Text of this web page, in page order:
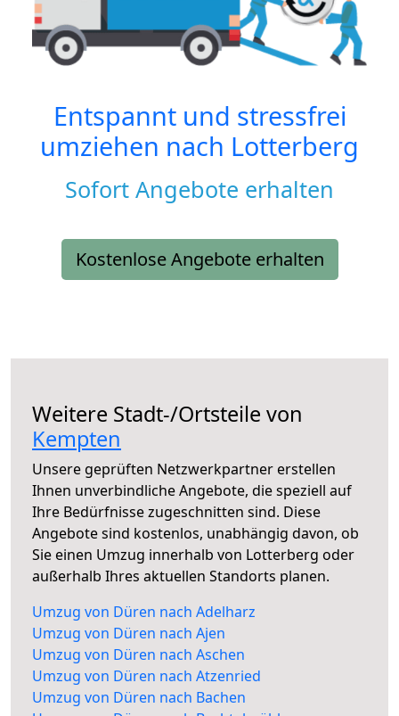
Entspannt und stressfrei
umziehen nach Lotterberg
Sofort Angebote erhalten
Kostenlose Angebote erhalten
Weitere Stadt-/Ortsteile von
Kempten
Unsere geprüften Netzwerkpartner erstellen
Ihnen unverbindliche Angebote, die speziell auf
Ihre Bedürfnisse zugeschnitten sind. Diese
Angebote sind kostenlos, unabhängig davon, ob
Sie einen Umzug innerhalb von Lotterberg oder
außerhalb Ihres aktuellen Standorts planen.
Umzug von Düren nach Adelharz
Umzug von Düren nach Ajen
Umzug von Düren nach Aschen
Umzug von Düren nach Atzenried
Umzug von Düren nach Bachen